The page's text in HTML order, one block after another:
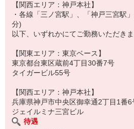
【関西エリア：神戸本社】
・各線「三ノ宮駅」、「神戸三宮駅
分)
以下、いずれかにてご勤務いただきま
【関東エリア：東京ベース】
東京都台東区蔵前4丁目30番7号
タイガービル55号
【関西エリア：神戸本社】
兵庫県神戸市中央区御幸通2丁目1番6
ジェイルミナ三宮ビル
待遇